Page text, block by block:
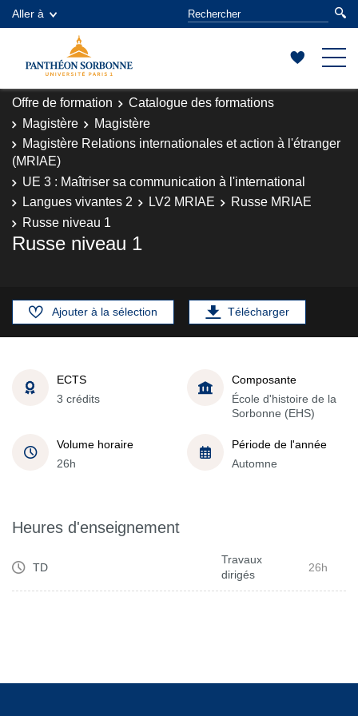
Aller à
Offre de formation
Catalogue des formations
Magistère
Magistère
Magistère Relations internationales et action à l'étranger
(MRIAE)
UE 3 : Maîtriser sa communication à l'international
Langues vivantes 2
LV2 MRIAE
Russe MRIAE
Russe niveau 1
Russe niveau 1
Ajouter à la sélection Télécharger
ECTS
3 crédits
Composante
École d'histoire de la
Sorbonne (EHS)
Volume horaire
26h
Période de l'année
Automne
Heures d'enseignement
TD
Travaux
dirigés
26h